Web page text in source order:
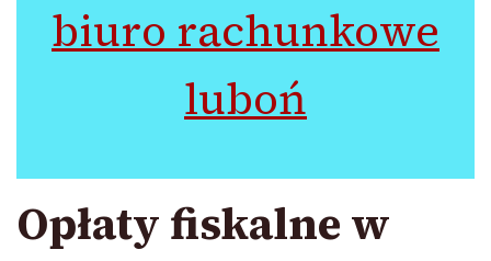
biuro rachunkowe
luboń
Opłaty fiskalne w